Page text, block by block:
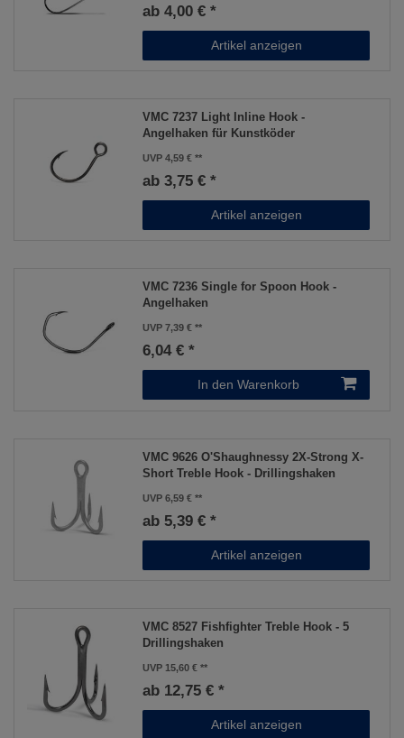
ab 4,00 € *
Artikel anzeigen
VMC 7237 Light Inline Hook -
Angelhaken für Kunstköder
UVP 4,59 €
ab 3,75 € *
Artikel anzeigen
VMC 7236 Single for Spoon Hook -
Angelhaken
UVP 7,39 €
6,04 € *
In den Warenkorb
VMC 9626 O'Shaughnessy 2X-Strong X-
Short Treble Hook - Drillingshaken
UVP 6,59 €
ab 5,39 € *
Artikel anzeigen
VMC 8527 Fishfighter Treble Hook - 5
Drillingshaken
UVP 15,60 €
ab 12,75 € *
Artikel anzeigen